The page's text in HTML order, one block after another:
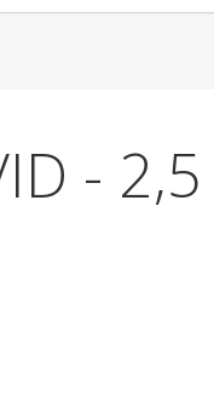
- 2,5